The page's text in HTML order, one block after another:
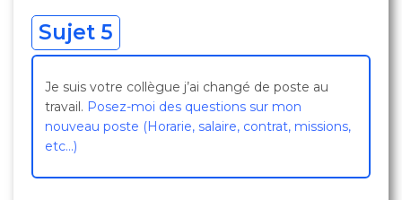
Sujet 5
Je suis votre collègue j’ai changé de poste au
travail. Posez-moi des questions sur mon
nouveau poste (Horarie, salaire, contrat, missions,
etc…)